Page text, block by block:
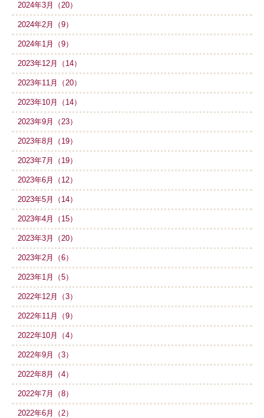
2024年3月（20）
2024年2月（9）
2024年1月（9）
2023年12月（14）
2023年11月（20）
2023年10月（14）
2023年9月（23）
2023年8月（19）
2023年7月（19）
2023年6月（12）
2023年5月（14）
2023年4月（15）
2023年3月（20）
2023年2月（6）
2023年1月（5）
2022年12月（3）
2022年11月（9）
2022年10月（4）
2022年9月（3）
2022年8月（4）
2022年7月（8）
2022年6月（2）